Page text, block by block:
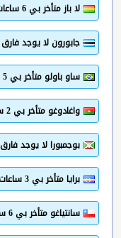
لا باز متأخر بي 6 ساعات
جابورون لا يوجد فارق
ساو باولو متأخر بي 5 ساعات
واغادوغو متأخر بي 2 ساعات
بوجمبورا لا يوجد فارق
برايا متأخر بي 3 ساعات
سانتياغو متأخر بي 6 ساعات